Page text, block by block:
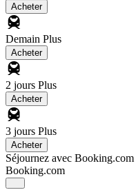
Acheter
Demain Plus
Acheter
2 jours Plus
Acheter
3 jours Plus
Acheter
Séjournez avec Booking.com
Booking.com